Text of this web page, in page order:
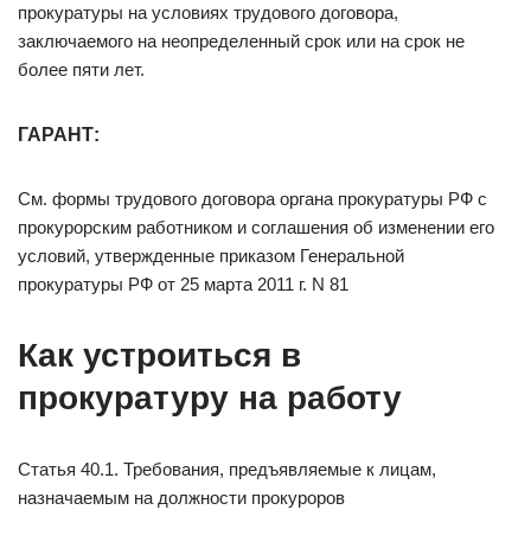
прокуратуры на условиях трудового договора,
заключаемого на неопределенный срок или на срок не
более пяти лет.
ГАРАНТ:
См. формы трудового договора органа прокуратуры РФ с
прокурорским работником и соглашения об изменении его
условий, утвержденные приказом Генеральной
прокуратуры РФ от 25 марта 2011 г. N 81
Как устроиться в
прокуратуру на работу
Статья 40.1. Требования, предъявляемые к лицам,
назначаемым на должности прокуроров